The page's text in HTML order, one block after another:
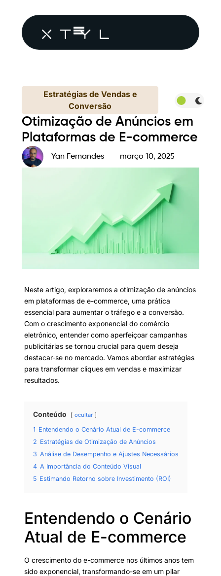
Estratégias de Vendas e
Conversão
Otimização de Anúncios em
Plataformas de E-commerce
Yan Fernandes março 10, 2025
Neste artigo, exploraremos a otimização de anúncios
em plataformas de e-commerce, uma prática
essencial para aumentar o tráfego e a conversão.
Com o crescimento exponencial do comércio
eletrônico, entender como aperfeiçoar campanhas
publicitárias se tornou crucial para quem deseja
destacar-se no mercado. Vamos abordar estratégias
para transformar cliques em vendas e maximizar
resultados.
Conteúdo ocultar
1 Entendendo o Cenário Atual de E-commerce
2 Estratégias de Otimização de Anúncios
3 Análise de Desempenho e Ajustes Necessários
4 A Importância do Conteúdo Visual
5 Estimando Retorno sobre Investimento (ROI)
Entendendo o Cenário
Atual de E-commerce
O crescimento do e-commerce nos últimos anos tem
sido exponencial, transformando-se em um pilar